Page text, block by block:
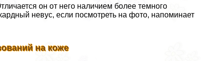
он от него наличием более темного
невус, если посмотреть на фото, напоминает
на коже